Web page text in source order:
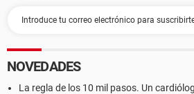
NOVEDADES
La regla de los 10 mil pasos. Un